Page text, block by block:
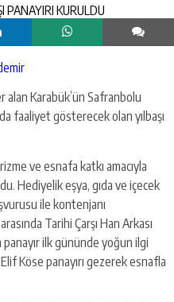
alan Karabük’ün Safranbolu
faaliyet gösterecek olan yılbaşı
ve esnafa katkı amacıyla
Hediyelik eşya, gıda ve içecek
ile kontenjanı
Tarihi Çarşı Han Arkası
ilk gününde yoğun ilgi
Köse panayırı gezerek esnafla